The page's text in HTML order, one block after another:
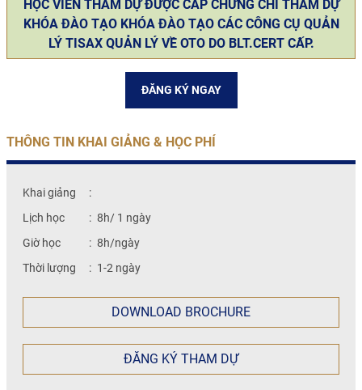
THÔNG TIN KHAI GIẢNG & HỌC PHÍ
Khai giảng
:
Lịch học
: 8h/ 1 ngày
Giờ học
: 8h/ngày
Thời lượng
: 1-2 ngày
DOWNLOAD BROCHURE
ĐĂNG KÝ THAM DỰ
HỌC VIÊN THAM DỰ ĐƯỢC CẤP CHỨNG CHỈ THAM DỰ
KHÓA ĐÀO TẠO KHÓA ĐÀO TẠO CÁC CÔNG CỤ QUẢN
LÝ TISAX QUẢN LÝ VỀ OTO DO BLT.CERT CẤP.
ĐĂNG KÝ NGAY